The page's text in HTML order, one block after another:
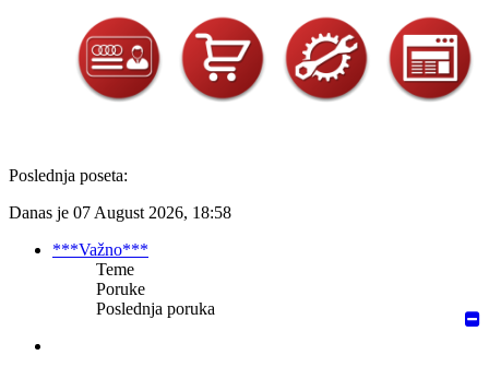
Poslednja poseta:
Danas je 07 August 2026, 18:58
***Važno***
Teme
Poruke
Poslednja poruka